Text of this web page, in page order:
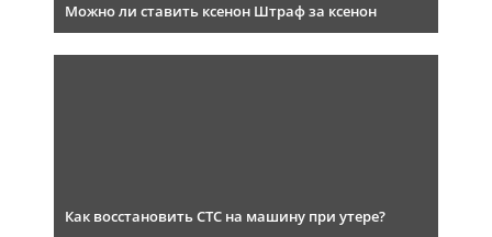
Можно ли ставить ксенон Штраф за ксенон
Как восстановить СТС на машину при утере?